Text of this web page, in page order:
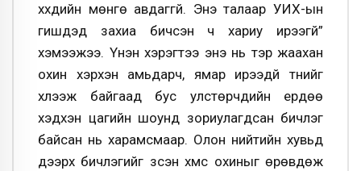
хүүхдийн мөнгө авдаггүй. Энэ талаар УИХ-ын
гишүүдэд захиа бичсэн ч хариу ирээгүй”
хэмээжээ. Үнэн хэрэгтээ энэ нь тэр жаахан
охин хэрхэн амьдарч, ямар ирээдүй түүнийг
хүлээж байгаад бус улстөрчдийн ердөө
хэдхэн цагийн шоунд зориулагдсан бичлэг
байсан нь харамсмаар. Олон нийтийн хувьд
дээрх бичлэгийг үзсэн хүмүүс охиныг өрөвдөж